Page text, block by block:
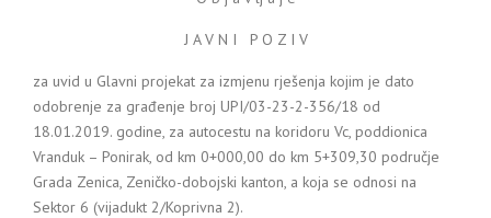
J A V N I P O Z I V
za uvid u Glavni projekat za izmjenu rješenja kojim je dato
odobrenje za građenje broj UPI/03-23-2-356/18 od
18.01.2019. godine, za autocestu na koridoru Vc, poddionica
Vranduk – Ponirak, od km 0+000,00 do km 5+309,30 područje
Grada Zenica, Zeničko-dobojski kanton, a koja se odnosi na
Sektor 6 (vijadukt 2/Koprivna 2).